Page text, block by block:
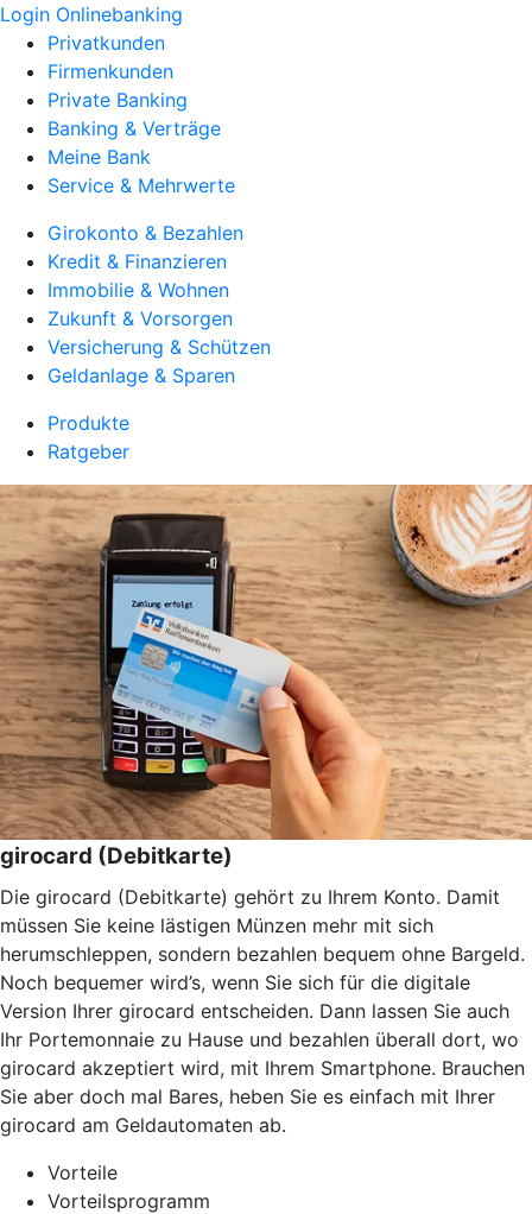
Login Onlinebanking
Privatkunden
Firmenkunden
Private Banking
Banking & Verträge
Meine Bank
Service & Mehrwerte
Girokonto & Bezahlen
Kredit & Finanzieren
Immobilie & Wohnen
Zukunft & Vorsorgen
Versicherung & Schützen
Geldanlage & Sparen
Produkte
Ratgeber
girocard (Debitkarte)
Die girocard (Debitkarte) gehört zu Ihrem Konto. Damit
müssen Sie keine lästigen Münzen mehr mit sich
herumschleppen, sondern bezahlen bequem ohne Bargeld.
Noch bequemer wird’s, wenn Sie sich für die digitale
Version Ihrer girocard entscheiden. Dann lassen Sie auch
Ihr Portemonnaie zu Hause und bezahlen überall dort, wo
girocard akzeptiert wird, mit Ihrem Smartphone. Brauchen
Sie aber doch mal Bares, heben Sie es einfach mit Ihrer
girocard am Geldautomaten ab.
Vorteile
Vorteilsprogramm